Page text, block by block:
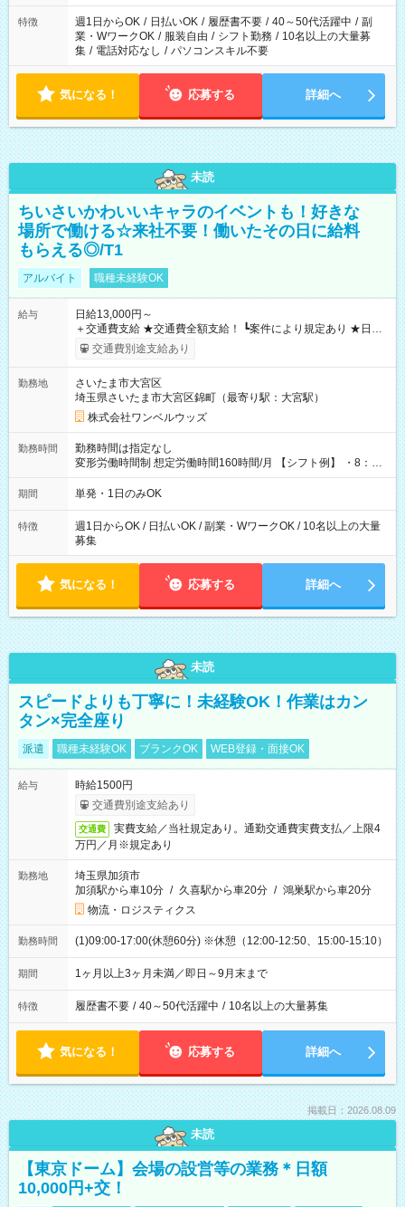
特徴 週1日からOK / 日払いOK / 履歴書不要 / 40～50代活躍中 / 副
業・WワークOK / 服装自由 / シフト勤務 / 10名以上の大量募
集 / 電話対応なし / パソコンスキル不要
気になる！ 応募する 詳細へ
未読
ちいさいかわいいキャラのイベントも！好きな
場所で働ける☆来社不要！働いたその日に給料
もらえる◎/T1
アルバイト 職種未経験OK
給与
日給13,000円～
＋交通費支給 ★交通費全額支給！ ┗案件により規定あり ★日払
いOK！（規定あり） ┗働いたその日に現金GET♪ お仕事後はコ
ンビニATMから 日払い分を引き落とせます！ 【試用期間】試
交通費別途支給あり
勤務地
さいたま市大宮区
埼玉県さいたま市大宮区錦町（最寄り駅：大宮駅）
株式会社ワンベルウッズ
勤務時間
勤務時間は指定なし
変形労働時間制 想定労働時間160時間/月 【シフト例】 ・8：00
～21：00
期間 単発・1日のみOK
特徴
週1日からOK / 日払いOK / 副業・WワークOK / 10名以上の大量
募集
気になる！ 応募する 詳細へ
未読
スピードよりも丁寧に！未経験OK！作業はカン
タン×完全座り
派遣 職種未経験OK ブランクOK WEB登録・面接OK
給与
時給1500円
交通費別途支給あり
交通費
実費支給／当社規定あり。通勤交通費実費支払／上限4
万円／月※規定あり
勤務地
埼玉県加須市
加須駅から車10分 / 久喜駅から車20分 / 鴻巣駅から車20分
物流・ロジスティクス
勤務時間 (1)09:00-17:00(休憩60分) ※休憩（12:00-12:50、15:00-15:10）
期間 1ヶ月以上3ヶ月未満／即日～9月末まで
特徴 履歴書不要 / 40～50代活躍中 / 10名以上の大量募集
気になる！ 応募する 詳細へ
掲載日：2026.08.09
未読
【東京ドーム】会場の設営等の業務＊日額
10,000円+交！